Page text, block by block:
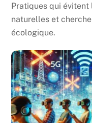
Pratiques qui évitent
naturelles et
écologique.